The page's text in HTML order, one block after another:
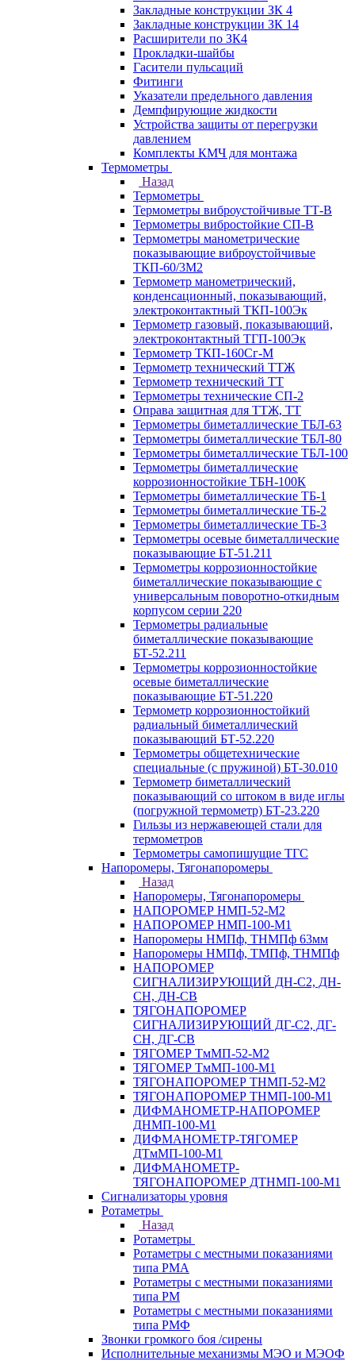
Закладные конструкции ЗК 4
Закладные конструкции ЗК 14
Расширители по ЗК4
Прокладки-шайбы
Гасители пульсаций
Фитинги
Указатели предельного давления
Демпфирующие жидкости
Устройства защиты от перегрузки
давлением
Комплекты КМЧ для монтажа
Термометры
Назад
Термометры
Термометры виброустойчивые ТТ-В
Термометры вибростойкие СП-В
Термометры манометрические
показывающие виброустойчивые
ТКП-60/3М2
Термометр манометрический,
конденсационный, показывающий,
электроконтактный ТКП-100Эк
Термометр газовый, показывающий,
электроконтактный ТГП-100Эк
Термометр ТКП-160Сг-М
Термометр технический ТТЖ
Термометр технический ТТ
Термометры технические СП-2
Оправа защитная для ТТЖ, ТТ
Термометры биметаллические ТБЛ-63
Термометры биметаллические ТБЛ-80
Термометры биметаллические ТБЛ-100
Термометры биметаллические
коррозионностойкие ТБН-100К
Термометры биметаллические ТБ-1
Термометры биметаллические ТБ-2
Термометры биметаллические ТБ-3
Термометры осевые биметаллические
показывающие БТ-51.211
Термометры коррозионностойкие
биметаллические показывающие с
универсальным поворотно-откидным
корпусом серии 220
Термометры радиальные
биметаллические показывающие
БТ-52.211
Термометры коррозионностойкие
осевые биметаллические
показывающие БТ-51.220
Термометр коррозионностойкий
радиальный биметаллический
показывающий БТ-52.220
Термометры общетехнические
специальные (с пружиной) БТ-30.010
Термометр биметаллический
показывающий со штоком в виде иглы
(погружной термометр) БТ-23.220
Гильзы из нержавеющей стали для
термометров
Термометры самопишущие ТГС
Напоромеры, Тягонапоромеры
Назад
Напоромеры, Тягонапоромеры
НАПОРОМЕР НМП-52-М2
НАПОРОМЕР НМП-100-М1
Напоромеры НМПф, ТНМПф 63мм
Напоромеры НМПф, ТМПф, ТНМПф
НАПОРОМЕР
СИГНАЛИЗИРУЮЩИЙ ДН-С2, ДН-
СН, ДН-СВ
ТЯГОНАПОРОМЕР
СИГНАЛИЗИРУЮЩИЙ ДГ-С2, ДГ-
СН, ДГ-СВ
ТЯГОМЕР ТмМП-52-М2
ТЯГОМЕР ТмМП-100-М1
ТЯГОНАПОРОМЕР ТНМП-52-М2
ТЯГОНАПОРОМЕР ТНМП-100-М1
ДИФМАНОМЕТР-НАПОРОМЕР
ДНМП-100-М1
ДИФМАНОМЕТР-ТЯГОМЕР
ДТмМП-100-М1
ДИФМАНОМЕТР-
ТЯГОНАПОРОМЕР ДТНМП-100-М1
Сигнализаторы уровня
Ротаметры
Назад
Ротаметры
Ротаметры с местными показаниями
типа РМА
Ротаметры с местными показаниями
типа РМ
Ротаметры с местными показаниями
типа РМФ
Звонки громкого боя /сирены
Исполнительные механизмы МЭО и МЭОФ